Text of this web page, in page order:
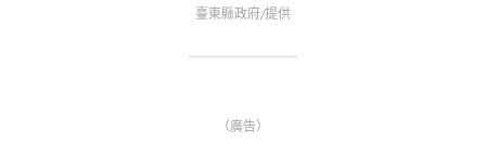
臺東縣政府/提供
（廣告）